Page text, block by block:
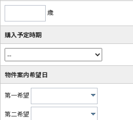
歳
購入予定時期
物件案内希望日
第一希望
第二希望